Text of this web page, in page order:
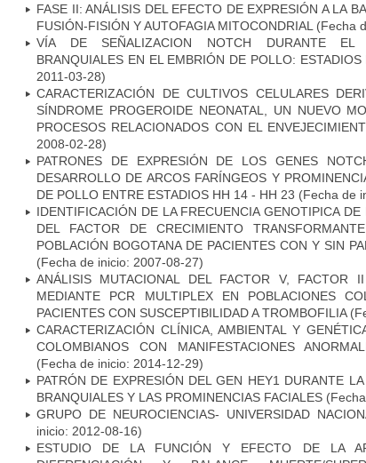
FASE II: ANÁLISIS DEL EFECTO DE EXPRESIÓN A LA
FUSIÓN-FISIÓN Y AUTOFAGIA MITOCONDRIAL (Fecha
VÍA DE SEÑALIZACION NOTCH DURANTE EL
BRANQUIALES EN EL EMBRIÓN DE POLLO: ESTADIOS
2011-03-28)
CARACTERIZACIÓN DE CULTIVOS CELULARES
SÍNDROME PROGEROIDE NEONATAL, UN NUEVO
PROCESOS RELACIONADOS CON EL
2008-02-28)
PATRONES DE EXPRESIÓN DE LOS GENES
DESARROLLO DE ARCOS FARÍNGEOS Y
DE POLLO ENTRE ESTADIOS HH 14 - HH 23 (Fecha de
IDENTIFICACIÓN DE LA FRECUENCIA GENOTIPICA
DEL FACTOR DE CRECIMIENTO
POBLACIÓN BOGOTANA DE PACIENTES CON Y SIN
(Fecha de inicio: 2007-08-27)
ANÁLISIS MUTACIONAL DEL FACTOR V, FACTOR
MEDIANTE PCR MULTIPLEX EN POBLACIONES
PACIENTES CON SUSCEPTIBILIDAD A TROMBOFILIA
CARACTERIZACIÓN CLÍNICA, AMBIENTAL Y
COLOMBIANOS CON MANIFESTACIONES
(Fecha de inicio: 2014-12-29)
PATRÓN DE EXPRESIÓN DEL GEN HEY1 DURANTE
BRANQUIALES Y LAS PROMINENCIAS FACIALES
GRUPO DE NEUROCIENCIAS- UNIVERSIDAD
inicio: 2012-08-16)
ESTUDIO DE LA FUNCIÓN Y EFECTO DE LA